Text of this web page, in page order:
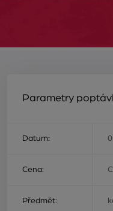
Parametry
Datum:
Cena:
Předmět: